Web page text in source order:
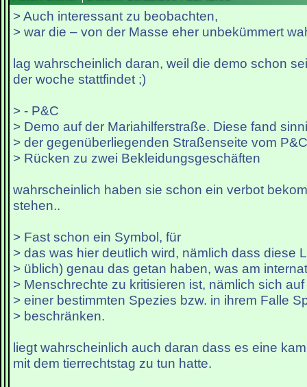
> Auch interessant zu beobachten,
> war die – von der Masse eher unbekümmert
lag wahrscheinlich daran, weil die demo schon
der woche stattfindet ;)
> - P&C
> Demo auf der Mariahilferstraße. Diese fand
> der gegenüberliegenden Straßenseite vom
> Rücken zu zwei Bekleidungsgeschäften
wahrscheinlich haben sie schon ein verbot
stehen..
> Fast schon ein Symbol, für
> das was hier deutlich wird, nämlich dass diese
> üblich) genau das getan haben, was am
> Menschrechte zu kritisieren ist, nämlich sich
> einer bestimmten Spezies bzw. in ihrem Falle
> beschränken.
liegt wahrscheinlich auch daran dass es eine
mit dem tierrechtstag zu tun hatte.